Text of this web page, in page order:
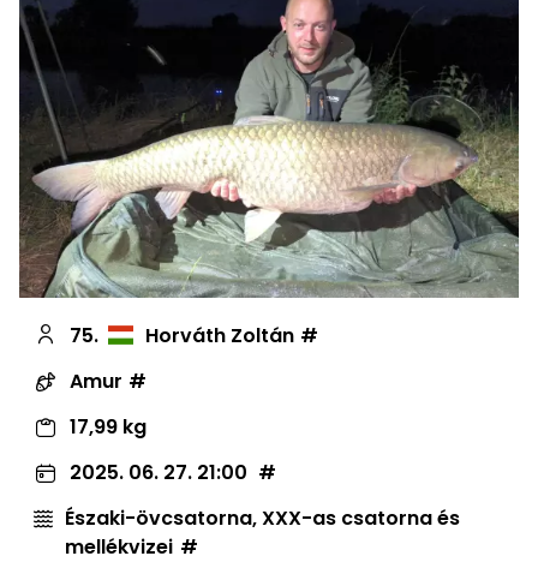
75.
Horváth Zoltán
Amur
17,99 kg
2025. 06. 27. 21:00
Északi-övcsatorna, XXX-as csatorna és
mellékvizei